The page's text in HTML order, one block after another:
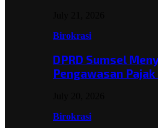
Birokrasi
DPRD Sumsel
Pengawasan
Birokrasi